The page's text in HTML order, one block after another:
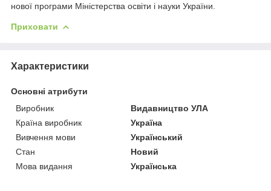
нової програми Міністерства освіти і науки України.
Приховати
Характеристики
Основні атрибути
Виробник
Видавництво УЛА
Країна виробник
Україна
Вивчення мови
Український
Стан
Новий
Мова видання
Українська